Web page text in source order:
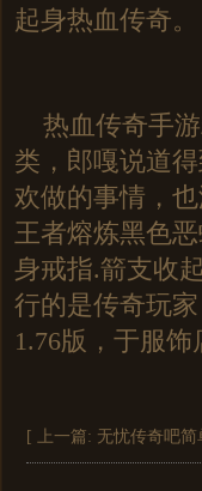
起身热血传奇。
热血传奇手游
类，郎嘎说道
欢做的事情，
王者熔炼黑色
身戒指.箭支收
行的是传奇玩
1.76版，于服
[ 上一篇: 无忧传奇吧